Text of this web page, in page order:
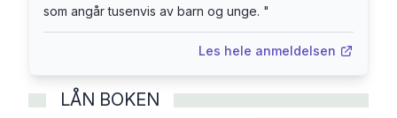
som angår tusenvis av barn og unge. "
Les hele anmeldelsen
LÅN BOKEN